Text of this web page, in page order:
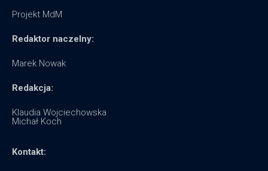
Projekt MdM
Redaktor naczelny:
Marek Nowak
Redakcja:
Klaudia Wojciechowska
Michał Koch
Kontakt: